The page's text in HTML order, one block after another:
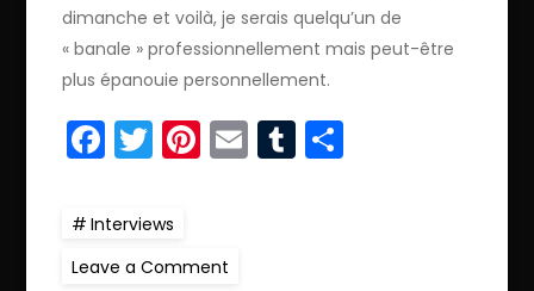
dimanche et voilà, je serais quelqu’un de
« banale » professionnellement mais peut-être
plus épanouie personnellement.
Facebook
Twitter
Pinterest
EmailTumblr
Interviews
Leave a Comment